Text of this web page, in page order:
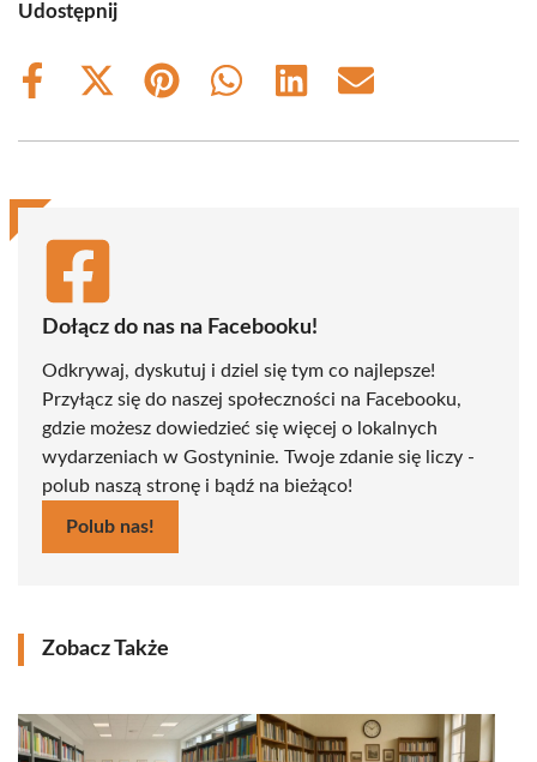
Udostępnij
Share
Share
(Twitter)
Share
Share
Share
Share
Dołącz do nas na Facebooku!
Odkrywaj, dyskutuj i dziel się tym co najlepsze!
Przyłącz się do naszej społeczności na Facebooku,
gdzie możesz dowiedzieć się więcej o lokalnych
wydarzeniach w Gostyninie. Twoje zdanie się liczy -
polub naszą stronę i bądź na bieżąco!
Polub nas!
Zobacz Także